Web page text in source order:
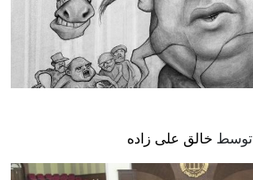
توسط خالق علی زاده